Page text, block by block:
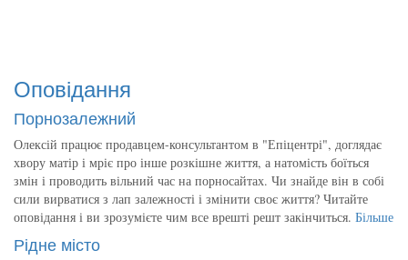
Оповідання
Порнозалежний
Олексій працює продавцем-консультантом в "Епіцентрі", доглядає
хвору матір і мріє про інше розкішне життя, а натомість боїться
змін і проводить вільний час на порносайтах. Чи знайде він в собі
сили вирватися з лап залежності і змінити своє життя? Читайте
оповідання і ви зрозумієте чим все врешті решт закінчиться. Більше
Рідне місто